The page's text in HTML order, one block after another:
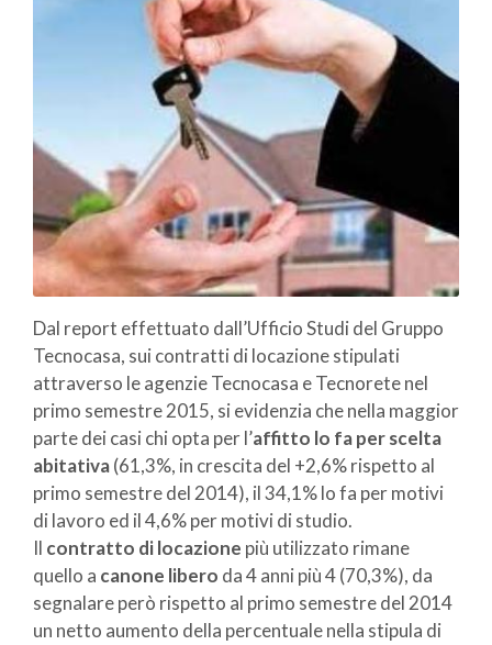
Dal report effettuato dall’Ufficio Studi del Gruppo
Tecnocasa, sui contratti di locazione stipulati
attraverso le agenzie Tecnocasa e Tecnorete nel
primo semestre 2015, si evidenzia che nella maggior
parte dei casi chi opta per l’affitto lo fa per scelta
abitativa(61,3%, in crescita del +2,6% rispetto al
primo semestre del 2014), il 34,1% lo fa per motivi
di lavoro ed il 4,6% per motivi di studio.
Il contratto di locazione più utilizzato rimane
quello a canone libero da 4 anni più 4 (70,3%), da
segnalare però rispetto al primo semestre del 2014
un netto aumento della percentuale nella stipula di